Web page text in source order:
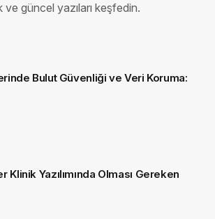
güncel yazıları keşfedin.
Bulut Güvenliği ve Veri Koruma:
Yazılımında Olması Gereken